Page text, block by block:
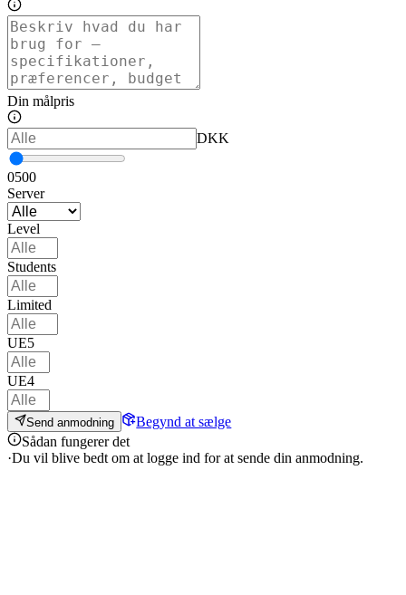
Din målpris
DKK
0500
Server
Level
Students
Limited
UE5
UE4
Send anmodning
Begynd at sælge
Sådan fungerer det
·Du vil blive bedt om at logge ind for at sende din anmodning.